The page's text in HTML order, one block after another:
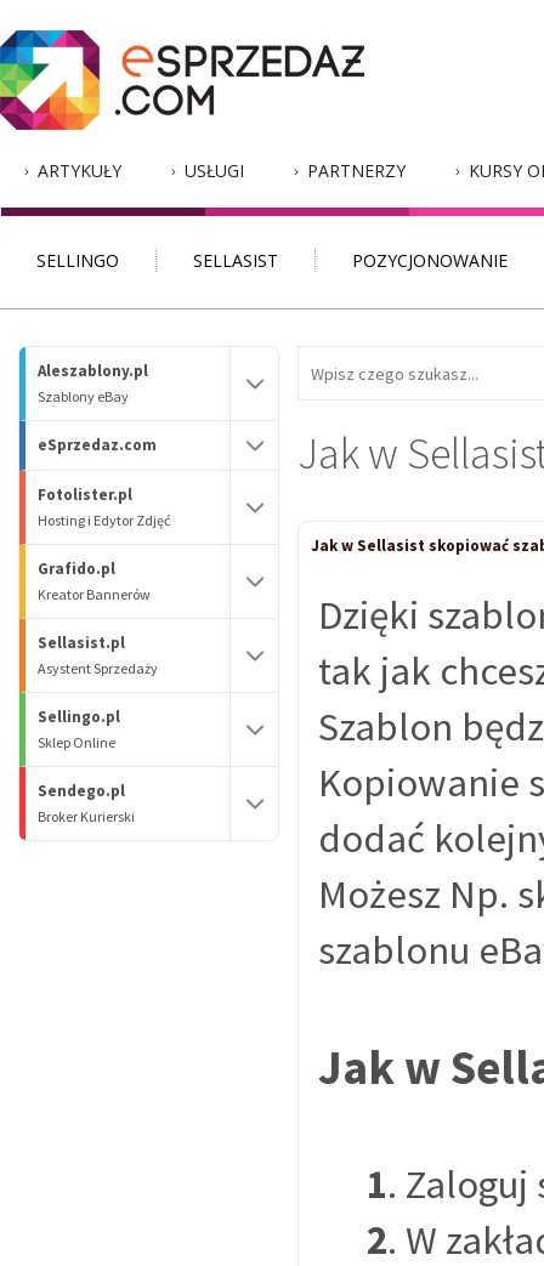
ARTYKUŁY USŁUGI PARTNERZY KURSY
SELLINGO SELLASIST POZYCJONOWANIE
Aleszablony.pl
Szablony eBay
eSprzedaz.com
Fotolister.pl
Hosting i Edytor Zdjęć
Grafido.pl
Kreator Bannerów
Sellasist.pl
Asystent Sprzedaży
Sellingo.pl
Sklep Online
Sendego.pl
Broker Kurierski
Jak w
Jak w Sellasist skopiować
Dzięki
tak jak
Szablon
Kopiowanie
dodać
Możesz Np.
szablonu
Jak w
1.
2. W